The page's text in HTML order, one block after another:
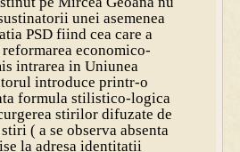
unei asemenea
PSD fiind cea care a
economico-
intrarea in Uniunea
introduce printr-o
formula stilistico-logica
stirilor difuzate de
( a se observa absenta
la adresa identitatii